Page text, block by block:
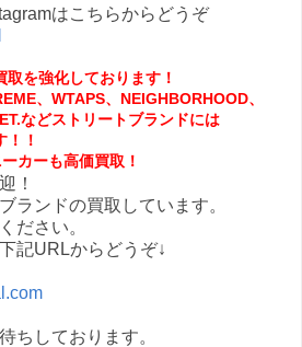
はこちらからどうぞ
を強化しております！
、WTAPS、NEIGHBORHOOD、
などストリートブランドには
！
カーも高価買取！
！
ランドの買取しています。
ださい。
記URLからどうぞ↓
ちしております。